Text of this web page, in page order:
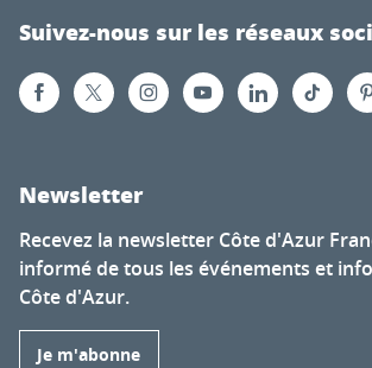
Suivez-nous sur les réseaux
Newsletter
Recevez la newsletter Côte d'Azur
informé de tous les événements et
Côte d'Azur.
Je m'abonne